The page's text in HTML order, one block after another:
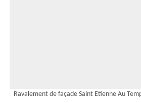
Ravalement de façade Saint Etienne Au